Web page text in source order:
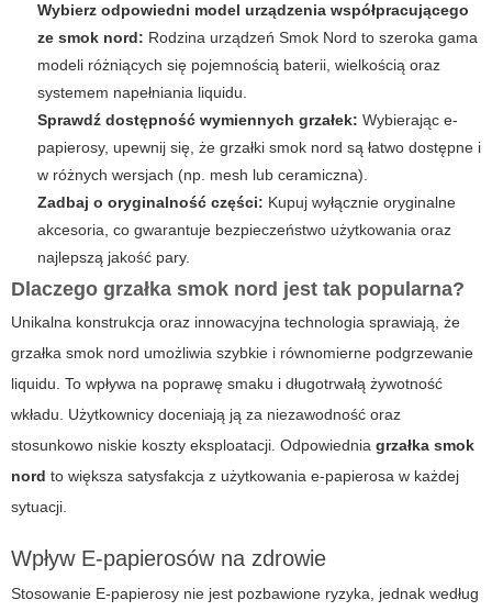
Wybierz odpowiedni model urządzenia współpracującego
ze smok nord: Rodzina urządzeń Smok Nord to szeroka gama
modeli różniących się pojemnością baterii, wielkością oraz
systemem napełniania liquidu.
Sprawdź dostępność wymiennych grzałek: Wybierając e-
papierosy, upewnij się, że grzałki smok nord są łatwo dostępne i
w różnych wersjach (np. mesh lub ceramiczna).
Zadbaj o oryginalność części: Kupuj wyłącznie oryginalne
akcesoria, co gwarantuje bezpieczeństwo użytkowania oraz
najlepszą jakość pary.
Dlaczego grzałka smok nord jest tak popularna?
Unikalna konstrukcja oraz innowacyjna technologia sprawiają, że
grzałka smok nord umożliwia szybkie i równomierne podgrzewanie
liquidu. To wpływa na poprawę smaku i długotrwałą żywotność
wkładu. Użytkownicy doceniają ją za niezawodność oraz
stosunkowo niskie koszty eksploatacji. Odpowiednia grzałka smok
nord to większa satysfakcja z użytkowania e-papierosa w każdej
sytuacji.
Wpływ E-papierosów na zdrowie
Stosowanie E-papierosy nie jest pozbawione ryzyka, jednak według